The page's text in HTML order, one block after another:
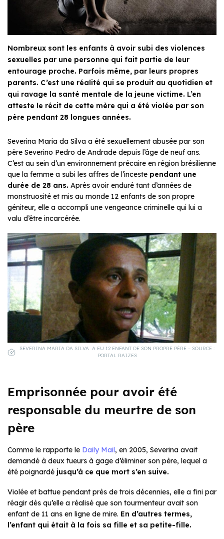
Nombreux sont les enfants à avoir subi des violences
sexuelles par une personne qui fait partie de leur
entourage proche. Parfois même, par leurs propres
parents. C’est une réalité qui se produit au quotidien et
qui ravage la santé mentale de la jeune victime. L’en
atteste le récit de cette mère qui a été violée par son
père pendant 28 longues années.
Severina Maria da Silva a été sexuellement abusée par son
père Severino Pedro de Andrade depuis l’âge de neuf ans.
C’est au sein d’un environnement précaire en région brésilienne
que la femme a subi les affres de l’inceste pendant une
durée de 28 ans. Après avoir enduré tant d’années de
monstruosité et mis au monde 12 enfants de son propre
géniteur, elle a accompli une vengeance criminelle qui lui a
valu d’être incarcérée.
SEVERINA MARIA DA SILVA A EU 12 ENFANT DE SON PROPRE PÈRE – SOURCE :
PORTAL RAIZES
Emprisonnée pour avoir été
responsable du meurtre de son
père
Comme le rapporte le Daily Mail, en 2005, Severina avait
demandé à deux tueurs à gage d’éliminer son père, lequel a
été poignardé jusqu’à ce que mort s’en suive.
Violée et battue pendant près de trois décennies, elle a fini par
réagir dès qu’elle a réalisé que son tourmenteur avait son
enfant de 11 ans en ligne de mire. En d’autres termes,
l’enfant qui était à la fois sa fille et sa petite-fille.